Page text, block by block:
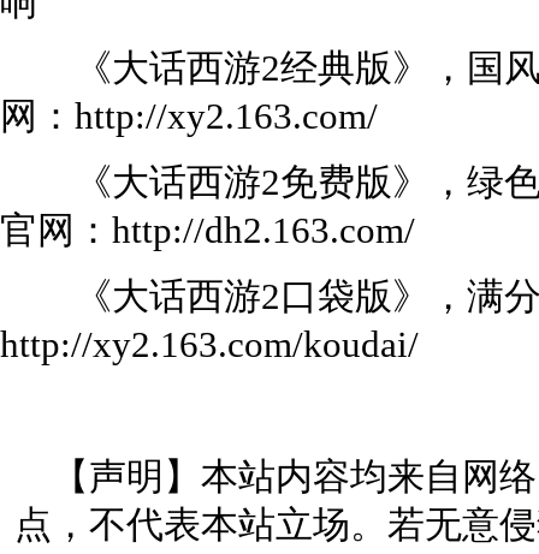
《大话西游2经典版》，国风
网：http://xy2.163.com/
《大话西游2免费版》，绿色
官网：http://dh2.163.com/
《大话西游2口袋版》，满分
http://xy2.163.com/koudai/
【声明】本站内容均来自网
点，不代表本站立场。若无意